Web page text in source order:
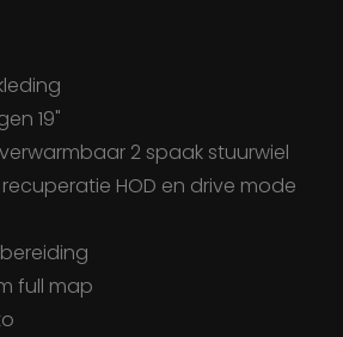
19"
HOD en drive mode
full map